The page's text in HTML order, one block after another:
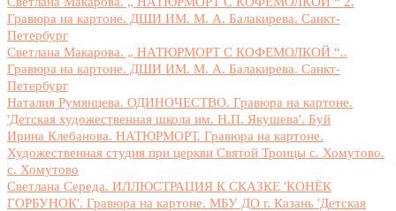
Гравюра на картоне. ДШИ ИМ. М. А. Балакирева. Санкт-
Петербург
Светлана Макарова. „ НАТЮРМОРТ С КОФЕМОЛКОЙ “..
Гравюра на картоне. ДШИ ИМ. М. А. Балакирева. Санкт-
Петербург
Наталия Румянцева. ОДИНОЧЕСТВО. Гравюра на картоне.
'Детская художественная школа им. Н.П. Якушева'. Буй
Ирина Клебанова. НАТЮРМОРТ. Гравюра на картоне.
Художественная студия при церкви Святой Троицы с. Хомутово.
с. Хомутово
Светлана Середа. ИЛЛЮСТРАЦИЯ К СКАЗКЕ 'КОНЁК
ГОРБУНОК'. Гравюра на картоне. МБУ ДО г. Казань 'Детская